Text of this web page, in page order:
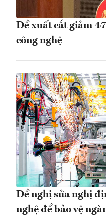
Đề xuất cắt giảm
công nghệ
Đề nghị sửa nghị
nghệ để bảo vệ